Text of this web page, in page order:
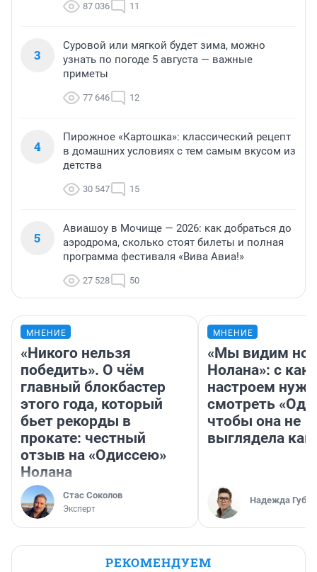
87 036 11
3
Суровой или мягкой будет зима, можно
узнать по погоде 5 августа — важные
приметы
77 646 12
4
Пирожное «Картошка»: классический рецепт
в домашних условиях с тем самым вкусом из
детства
30 547 15
5
Авиашоу в Мочище — 2026: как добраться до
аэродрома, сколько стоят билеты и полная
программа фестиваля «Вива Авиа!»
27 528 50
МНЕНИЕ
«Никого нельзя
победить». О чём
главный блокбастер
этого года, который
бьет рекорды в
прокате: честный
отзыв на «Одиссею»
Нолана
Стас Соколов
Эксперт
МНЕНИЕ
«Мы видим
Нолана»: с
настроем
смотреть
чтобы она не
выглядела как
Надежда
РЕКОМЕНДУЕМ